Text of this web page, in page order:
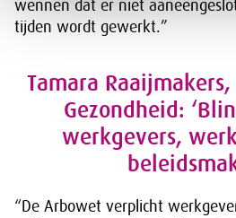
wennen dat er niet
tijden wordt gewerkt.”
Tamara
Gezondheid:
werkgevers,
“De Arbowet verplicht